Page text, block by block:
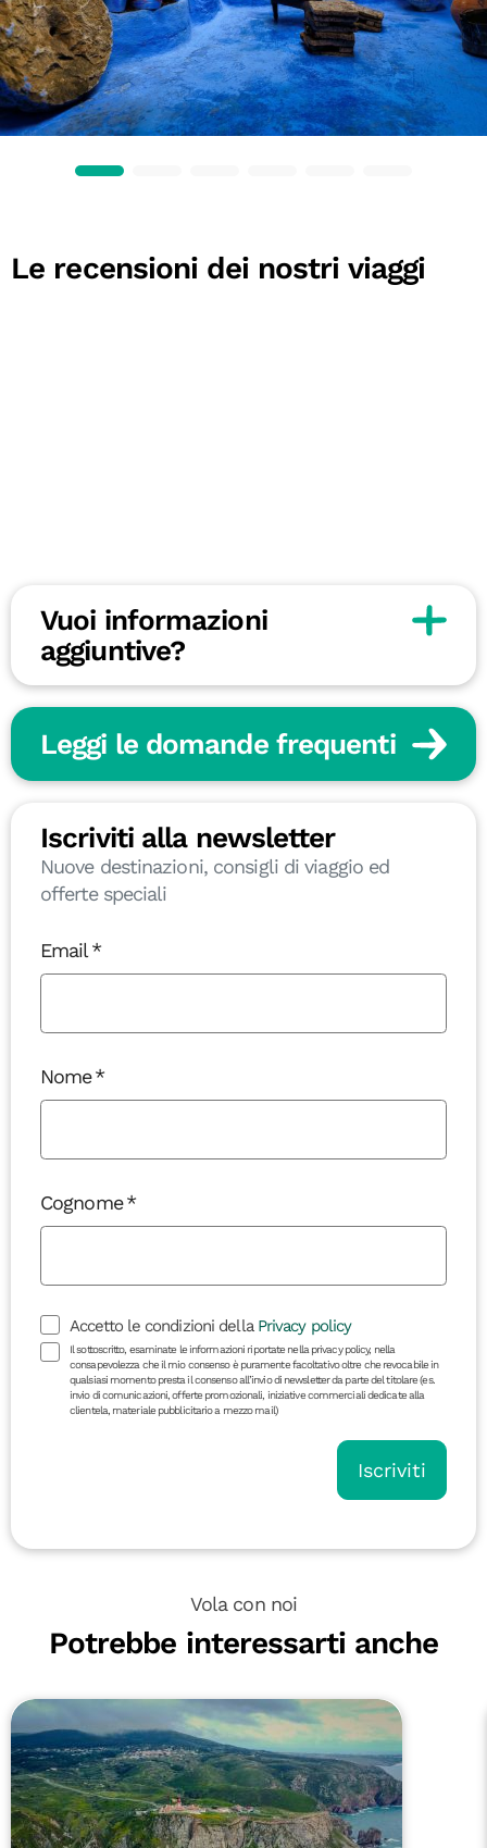
Le recensioni dei nostri viaggi
Vuoi informazioni
aggiuntive?
Leggi le domande frequenti
Iscriviti alla newsletter
Nuove destinazioni, consigli di viaggio ed
offerte speciali
Email
Nome
Cognome
Accetto le condizioni della Privacy policy
Il sottoscritto, esaminate le informazioni riportate nella privacy policy, nella
consapevolezza che il mio consenso è puramente facoltativo oltre che revocabile in
qualsiasi momento presta il consenso all’invio di newsletter da parte del titolare (es.
invio di comunicazioni, offerte promozionali, iniziative commerciali dedicate alla
clientela, materiale pubblicitario a mezzo mail)
Iscriviti
Vola con noi
Potrebbe interessarti anche